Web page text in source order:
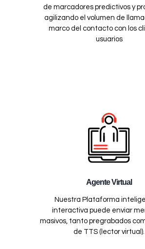
de marcadores predictivos y
agilizando el volumen de
marco del contacto con los
usuarios
Agente Virtual
Nuestra Plataforma
interactiva puede enviar
masivos, tanto pregrabados
de TTS (lector virtual).